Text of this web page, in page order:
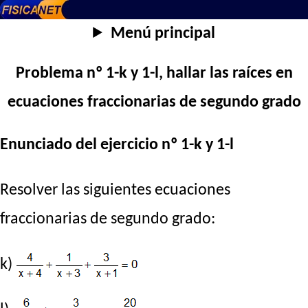
Menú principal
Problema nº 1-k y 1-l, hallar las raíces en
ecuaciones fraccionarias de segundo grado
Enunciado del ejercicio nº 1-k y 1-l
Resolver las siguientes ecuaciones
fraccionarias de segundo grado:
k)